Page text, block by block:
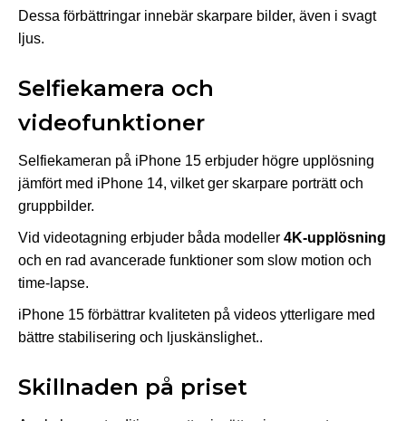
Dessa förbättringar innebär skarpare bilder, även i svagt
ljus.
Selfiekamera och
videofunktioner
Selfiekameran på iPhone 15 erbjuder högre upplösning
jämfört med iPhone 14, vilket ger skarpare porträtt och
gruppbilder.
Vid videotagning erbjuder båda modeller 4K-upplösning
och en rad avancerade funktioner som slow motion och
time-lapse.
iPhone 15 förbättrar kvaliteten på videos ytterligare med
bättre stabilisering och ljuskänslighet..
Skillnaden på priset